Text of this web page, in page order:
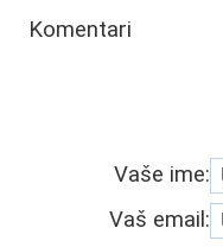
Komentari
Vaše ime:
Vaš email: